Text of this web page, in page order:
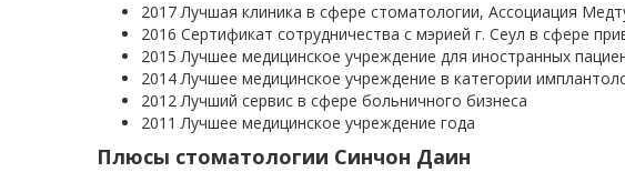
2017 Лучшая клиника в сфере стоматологии, Ассоциация
2016 Сертификат сотрудничества с мэрией г. Сеул в сфере
2015 Лучшее медицинское учреждение для иностранных
2014 Лучшее медицинское учреждение в категории
2012 Лучший сервис в сфере больничного бизнеса
2011 Лучшее медицинское учреждение года
Плюсы стоматологии Синчон Даин